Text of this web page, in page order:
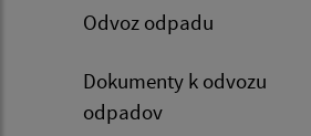
Odvoz odpadu
Dokumenty k odvozu
odpadov